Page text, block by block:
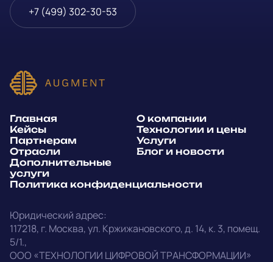
Написать в Telegram
outstaff@augment-tech.ru
Блог и новости
Политика
конфиденциальности
+7 (499) 302-30-53
Юридический адрес:
117218, г. Москва,ул. Кржижановского, д. 14, к. 3, помещ.
5/1.,
ООО «ТЕХНОЛОГИИ ЦИФРОВОЙ ТРАНСФОРМАЦИИ»
Главная
О компании
Кейсы
Технологии и цены
Партнерам
Услуги
Отрасли
Блог и новости
Дополнительные
услуги
Политика конфиденциальности
Телефон*
E-mail
Telegram
WhatsApp
E-mail
Позвонить
Напишите, какие специалисты, в каком количестве и как
срочно нужны на ваш проект
Прикрепить файл